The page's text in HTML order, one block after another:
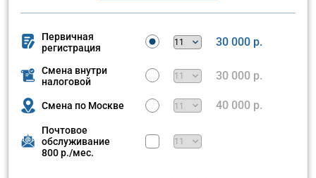
Первичная
регистрация
30 000 р.
Смена внутри
налоговой
30 000 р.
Смена по Москве 40 000 р.
Почтовое
обслуживание
800 р./мес.